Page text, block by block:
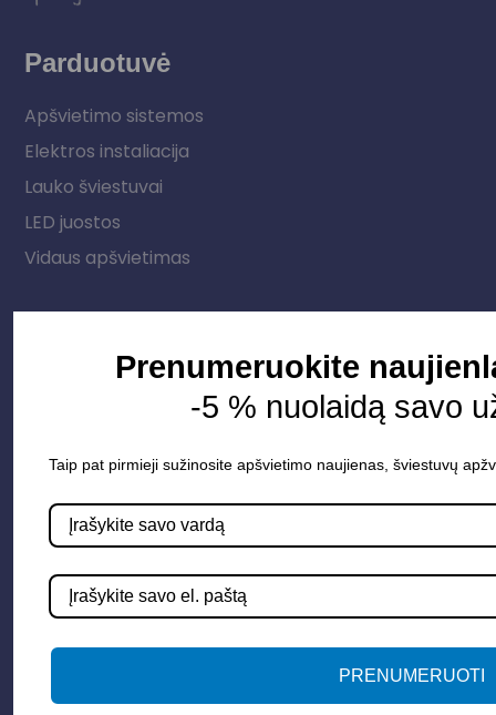
Parduotuvė
Apšvietimo sistemos
Elektros instaliacija
Lauko šviestuvai
LED juostos
Vidaus apšvietimas
Apšvietimo mokymų įrašas
Susisiekime
info@apsvietimoprojektavimas.lt
+3706 279 7213
Prenumeruokite
-5 % nuolaidą savo
Taip pat pirmieji sužinosite apšvietimo naujienas, šviestuvų
PRENUMERUOTI